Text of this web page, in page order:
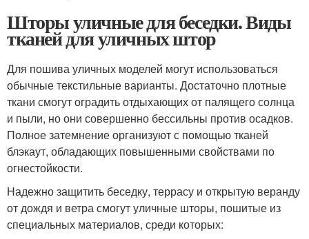
Шторы уличные для беседки. Виды
тканей для уличных штор
Для пошива уличных моделей могут использоваться
обычные текстильные варианты. Достаточно плотные
ткани смогут оградить отдыхающих от палящего солнца
и пыли, но они совершенно бессильны против осадков.
Полное затемнение организуют с помощью тканей
блэкаут, обладающих повышенными свойствами по
огнестойкости.
Надежно защитить беседку, террасу и открытую веранду
от дождя и ветра смогут уличные шторы, пошитые из
специальных материалов, среди которых: